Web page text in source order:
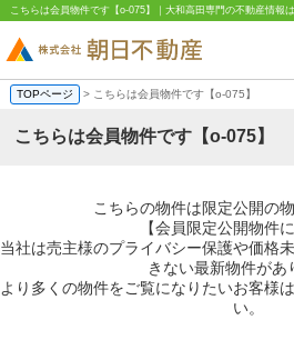
こちらは会員物件です【o-075】｜大和高田専門の不動産情報
TOPページ > こちらは会員物件です【o-075】
こちらは会員物件です【o-075】
こちらの物件は限定公開の
【会員限定公開物件
当社は売主様のプライバシー保護や価格
きない最新物件があ
より多くの物件をご覧になりたいお客様
い。